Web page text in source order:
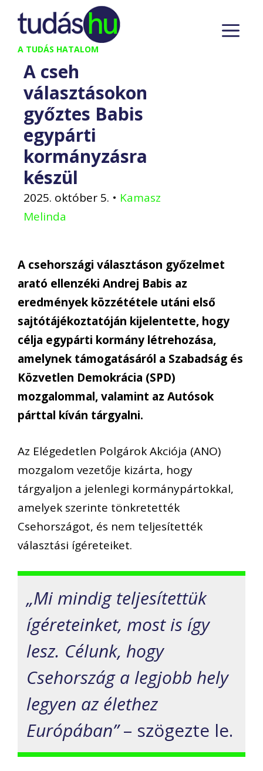
Kilépés
tartalomba
A TUDÁS HATALOM
A cseh
választásokon
győztes Babis
egypárti
kormányzásra
készül
2025. október 5. • Kamasz
Melinda
A csehországi választáson győzelmet
arató ellenzéki Andrej Babis az
eredmények közzététele utáni első
sajtótájékoztatóján kijelentette, hogy
célja egypárti kormány létrehozása,
amelynek támogatásáról a Szabadság és
Közvetlen Demokrácia (SPD)
mozgalommal, valamint az Autósok
párttal kíván tárgyalni.
Az Elégedetlen Polgárok Akciója (ANO)
mozgalom vezetője kizárta, hogy
tárgyaljon a jelenlegi kormánypártokkal,
amelyek szerinte tönkretették
Csehországot, és nem teljesítették
választási ígéreteiket.
„Mi mindig teljesítettük
ígéreteinket, most is így
lesz. Célunk, hogy
Csehország a legjobb hely
legyen az élethez
Európában”– szögezte le.